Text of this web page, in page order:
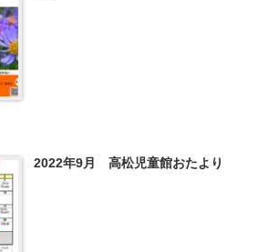
2022年9月 高松児童館おたより